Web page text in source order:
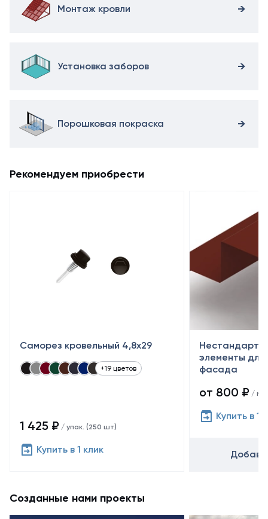
Монтаж кровли
Установка заборов
Порошковая покраска
Рекомендуем приобрести
Саморез кровельный 4,8x29
+19 цветов
1 425 ₽ / упак. (250 шт)
Купить в 1 клик
элементы для
фасада
от 800 ₽ / м²
Купить в 1
Созданные нами проекты